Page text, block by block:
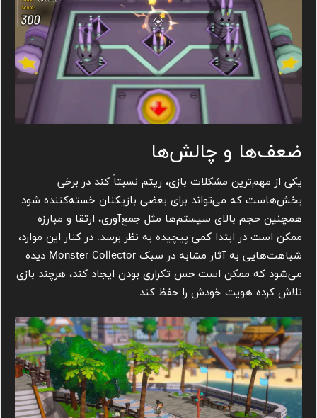
ضعف‌ها و چالش‌ها
یکی از مهم‌ترین مشکلات بازی، ریتم نسبتاً کند در برخی
بخش‌هاست که می‌تواند برای بعضی بازیکنان خسته‌کننده شود.
همچنین حجم بالای سیستم‌ها مثل جمع‌آوری، ارتقا و مبارزه
ممکن است در ابتدا کمی پیچیده به نظر برسد. در کنار این موارد،
شباهت‌هایی به آثار مشابه در سبک Monster Collector دیده
می‌شود که ممکن است حس تکراری بودن ایجاد کند، هرچند بازی
تلاش کرده هویت خودش را حفظ کند.